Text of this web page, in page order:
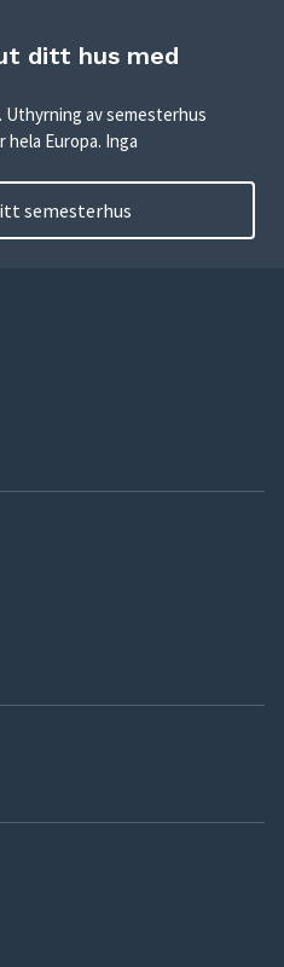
ditt hus med
Uthyrning av semesterhus
hela Europa. Inga
semesterhus